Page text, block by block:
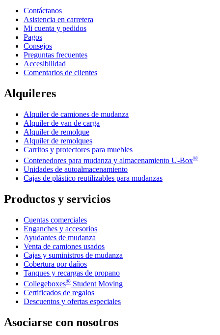
Contáctanos
Asistencia en carretera
Mi cuenta y pedidos
Pagos
Consejos
Preguntas frecuentes
Accesibilidad
Comentarios de clientes
Alquileres
Alquiler de camiones de mudanza
Alquiler de van de carga
Alquiler de remolque
Alquiler de remolques
Carritos y protectores para muebles
Contenedores para mudanza y almacenamiento U-Box®
Unidades de autoalmacenamiento
Cajas de plástico reutilizables para mudanzas
Productos y servicios
Cuentas comerciales
Enganches y accesorios
Ayudantes de mudanza
Venta de camiones usados
Cajas y suministros de mudanza
Cobertura por daños
Tanques y recargas de propano
Collegeboxes® Student Moving
Certificados de regalos
Descuentos y ofertas especiales
Asociarse con nosotros